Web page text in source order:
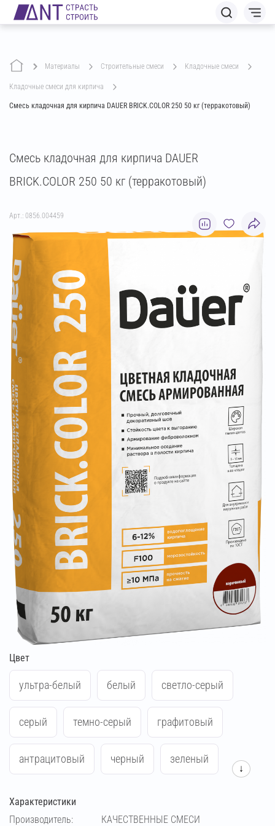
Материалы строительные смеси кладочные смеси
кладочные смеси для кирпича
Смесь кладочная для кирпича DAUER BRICK.COLOR 250 50 кг (терракотовый)
Смесь кладочная для кирпича DAUER
BRICK.COLOR 250 50 кг (терракотовый)
Арт.: 0856.004459
Цвет
ультра-белый белый светло-серый
серый темно-серый графитовый
антрацитовый черный зеленый
↓
Характеристики
Производитель:
КАЧЕСТВЕННЫЕ СМЕСИ